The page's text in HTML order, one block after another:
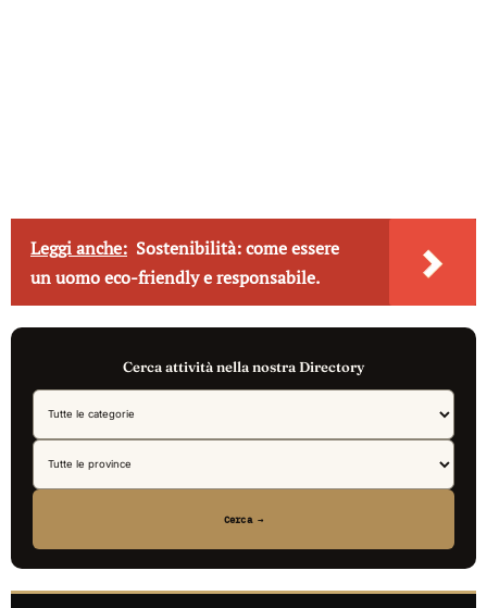
Leggi anche: Sostenibilità: come essere
un uomo eco-friendly e responsabile.
Cerca attività nella nostra Directory
Cerca →